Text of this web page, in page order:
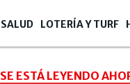
SALUD LOTERÍA Y TURF
SE ESTÁ LEYENDO